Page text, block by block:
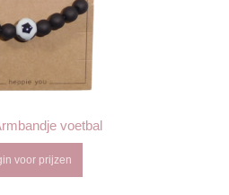
voetbal
voor prijzen